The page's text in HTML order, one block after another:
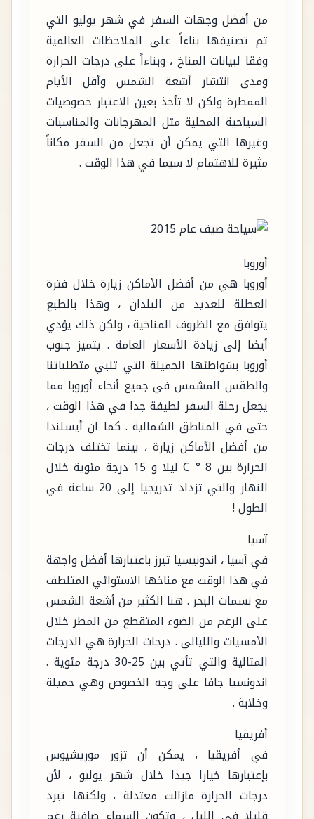
من أفضل وجهات السفر في شهر يوليو التي
تم تصنيفها بناءاً على الملاحظات العالمية
وفقا لبيانات المناخ ، وبناءاً على درجات الحرارة
ومدى انتشار أشعة الشمس وأقل الأيام
الممطرة ولكن لا تأخذ بعين الاعتبار خصوصيات
السياحية المحلية مثل المهرجانات والمناسبات
وغيرها التي يمكن أن تجعل من السفر مكاناً
مثيرة للاهتمام لا سيما في هذا الوقت .
أوروبا
أوروبا هي من أفضل الأماكن زيارة خلال فترة
العطلة للعديد من البلدان ، وهذا بالطبع
يتوافق مع الظروف المناخية ، ولكن ذلك يؤدي
أيضا إلى زيادة الأسعار العامة . يتميز جنوب
أوروبا بشواطئها الجميلة التي تلبي متطلباتنا
والطقس المشمس في جميع أنحاء أوروبا مما
يجعل رحلة السفر لطيفة جدا في هذا الوقت ،
حتى في المناطق الشمالية . كما ان أيسلندا
من أفضل الأماكن زيارة ، بينما تختلف درجات
الحرارة بين 8 ° C ليلا و 15 درجة مئوية خلال
النهار والتي تزداد تدريجيا إلى 20 ساعة في
الطول !
آسيا
في آسيا ، اندونيسيا تبرز باعتبارها أفضل واجهة
في هذا الوقت مع مناخها الاستوائي المتلطف
مع نسمات البحر . هنا الكثير من أشعة الشمس
على الرغم من الضوء المتقطع من المطر خلال
الأمسيات والليالي . درجات الحرارة هي الدرجات
المثالية والتي تأتي بين 25-30 درجة مئوية .
اندونسيا جافا على وجه الخصوص وهي جميلة
وخلابة .
أفريقيا
في أفريقيا ، يمكن أن تزور موريشيوس
بإعتبارها خيارا جيدا خلال شهر يوليو ، لأن
درجات الحرارة مازالت معتدلة ، ولكنها تبرد